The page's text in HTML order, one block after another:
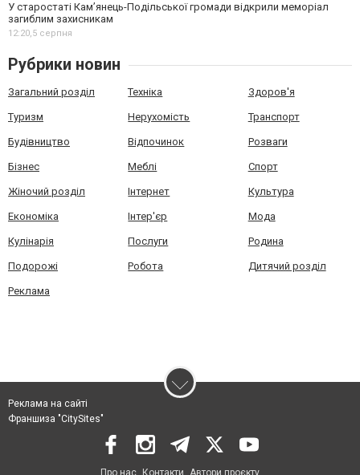
У старостаті Кам’янець-Подільської громади відкрили меморіал
загиблим захисникам
12:20,5 серпня
Рубрики новин
Загальний розділ Техніка Здоров'я
Туризм Нерухомість Транспорт
Будівництво Відпочинок Розваги
Бізнес Меблі Спорт
Жіночий розділ Інтернет Культура
Економіка Інтер'єр Мода
Кулінарія Послуги Родина
Подорожі Робота Дитячий розділ
Реклама
Реклама на сайті
Франшиза "CitySites"
Про нас Контакти Автори проєкту